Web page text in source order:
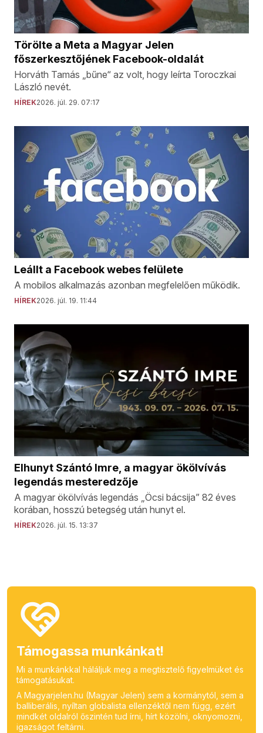
Törölte a Meta a Magyar Jelen
főszerkesztőjének Facebook-oldalát
Horváth Tamás „bűne“ az volt, hogy leírta Toroczkai
László nevét.
HÍREK2026. júl. 29. 07:17
Leállt a Facebook webes felülete
A mobilos alkalmazás azonban megfelelően működik.
HÍREK2026. júl. 19. 11:44
Elhunyt Szántó Imre, a magyar ökölvívás
legendás mesteredzője
A magyar ökölvívás legendás „Öcsi bácsija” 82 éves
korában, hosszú betegség után hunyt el.
HÍREK2026. júl. 15. 13:37
Támogassa munkánkat!
Mi a munkánkkal háláljuk meg a megtisztelő figyelmüket és
támogatásukat.
A Magyarjelen.hu (Magyar Jelen) sem a kormánytól, sem a
balliberális, nyíltan globalista ellenzéktől nem függ, ezért
mindkét oldalról őszintén tud írni, hírt közölni, oknyomozni,
igazságot feltárni.